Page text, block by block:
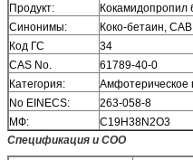
Продукт:
Кокамидопропил
Синонимы:
Коко-бетаин,
Код ГС
34
CAS No.
61789-40-0
Категория:
Амфотерическое
No EINECS:
263-058-8
МФ:
C19H38N2O3
Спецификация и СОО